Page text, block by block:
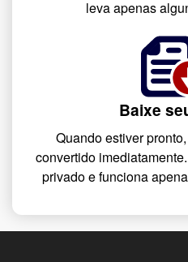
leva apenas
Baixe
Quando estiver
convertido
privado e funciona